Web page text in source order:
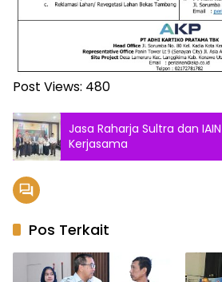
Post Views: 480
Jasa Raharja Sultra dan
Kerjasama
Pos Terkait